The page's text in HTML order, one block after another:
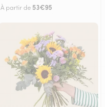
À partir de 53€95